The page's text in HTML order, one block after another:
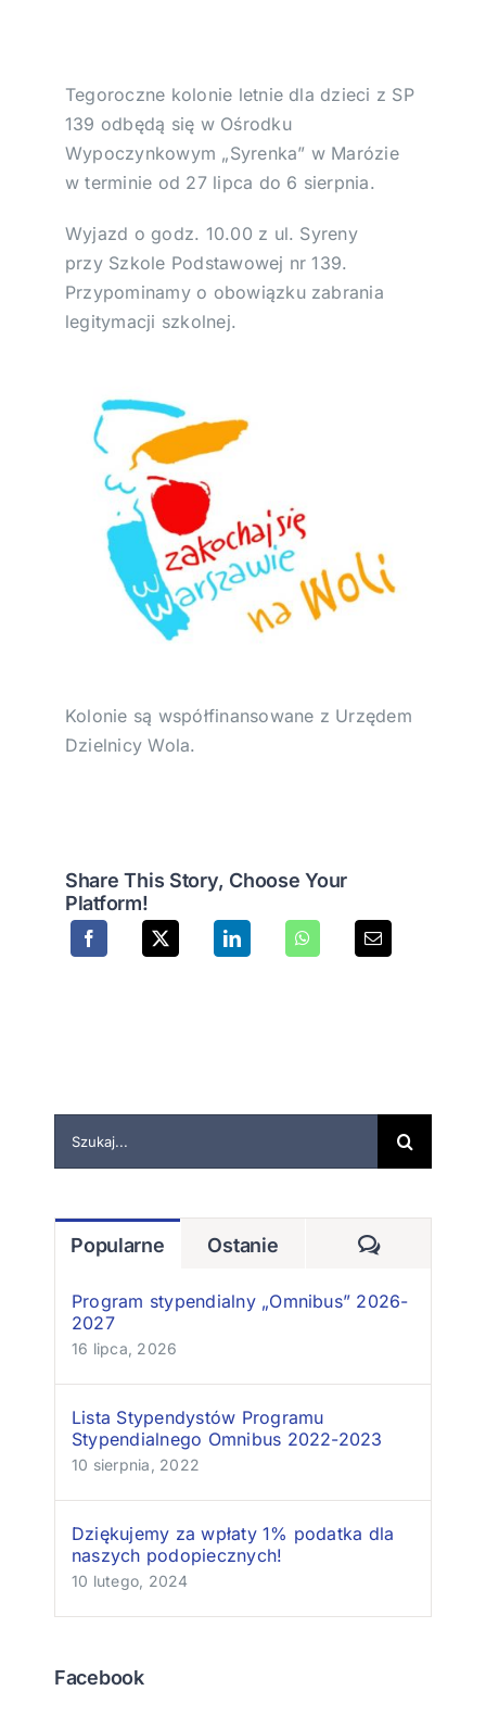
Podziękowania
Tegoroczne kolonie letnie dla dzieci z SP
139 odbędą się w Ośrodku
Wypoczynkowym „Syrenka” w Marózie
w terminie od 27 lipca do 6 sierpnia.
Wyjazd o godz. 10.00 z ul. Syreny
przy Szkole Podstawowej nr 139.
Przypominamy o obowiązku zabrania
legitymacji szkolnej.
Kolonie są współfinansowane z Urzędem
Dzielnicy Wola.
Share This Story, Choose Your
Platform!
Popularne Ostanie
Program stypendialny „Omnibus” 2026-
2027
16 lipca, 2026
Lista Stypendystów Programu
Stypendialnego Omnibus 2022-2023
10 sierpnia, 2022
Dziękujemy za wpłaty 1% podatka dla
naszych podopiecznych!
10 lutego, 2024
Facebook